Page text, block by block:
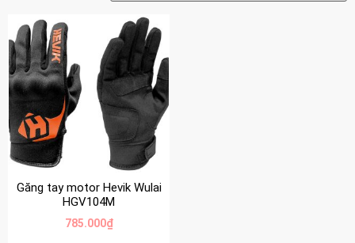
Găng tay motor Hevik Wulai
HGV104M
785.000₫